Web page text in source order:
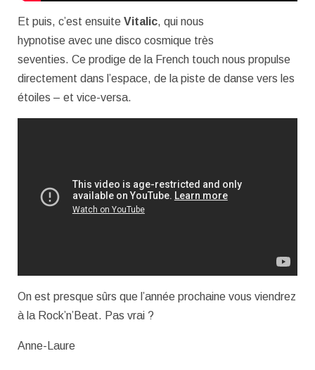
Et puis, c’est ensuite Vitalic, qui nous
hypnotise avec une disco cosmique très
seventies. Ce prodige de la French touch nous propulse
directement dans l’espace, de la piste de danse vers les
étoiles – et vice-versa.
On est presque sûrs que l’année prochaine vous viendrez
à la Rock’n’Beat. Pas vrai ?
Anne-Laure